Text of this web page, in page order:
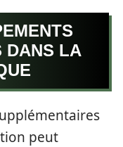
DANS LA
peut